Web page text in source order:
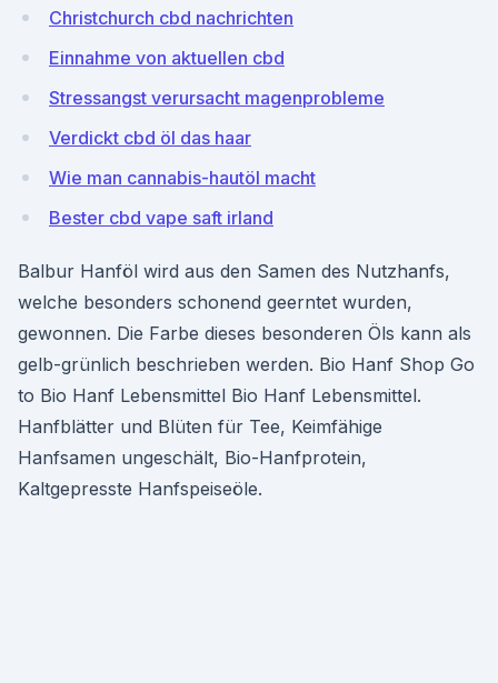
Christchurch cbd nachrichten
Einnahme von aktuellen cbd
Stressangst verursacht magenprobleme
Verdickt cbd öl das haar
Wie man cannabis-hautöl macht
Bester cbd vape saft irland
Balbur Hanföl wird aus den Samen des Nutzhanfs,
welche besonders schonend geerntet wurden,
gewonnen. Die Farbe dieses besonderen Öls kann als
gelb-grünlich beschrieben werden. Bio Hanf Shop Go
to Bio Hanf Lebensmittel Bio Hanf Lebensmittel.
Hanfblätter und Blüten für Tee, Keimfähige
Hanfsamen ungeschält, Bio-Hanfprotein,
Kaltgepresste Hanfspeiseöle.